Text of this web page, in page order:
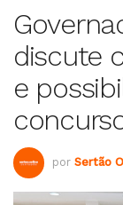
discute
e
por Sertão